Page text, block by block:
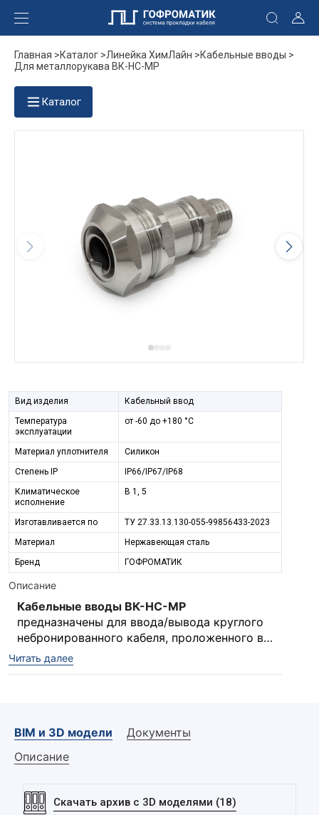
Главная >Каталог >Линейка ХимЛайн >Кабельные вводы >
Для металлорукава ВК-НС-МР
Каталог
Вид изделия
Кабельный ввод
Температура
эксплуатации
от -60 до +180 °С
Материал уплотнителя
Силикон
Степeнь IP
IP66/IP67/IP68
Климатическое
исполнение
B 1, 5
Изготавливается по
ТУ 27.33.13.130-055-99856433-2023
Материал
Нержавеющая сталь
Бренд
ГОФРОМАТИК
Описание
Кабельные вводы ВК-НС-МР
предназначены для ввода/вывода круглого
небронированного кабеля, проложенного в
металлорукаве в корпус оборудования,
обеспечивая защиту от проникновения
Описание комплекта:
4. Уплотнение кабеля.
5. Заглушка.
8. Уплотнение металлорукава.
Читать далее
BIM и 3D модели
Документы
Описание
Скачать архив с 3D моделями (18)